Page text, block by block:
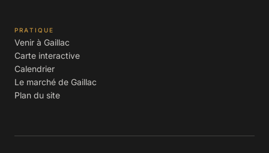
PRATIQUE
Venir à Gaillac
Carte interactive
Calendrier
Le marché de Gaillac
Plan du site